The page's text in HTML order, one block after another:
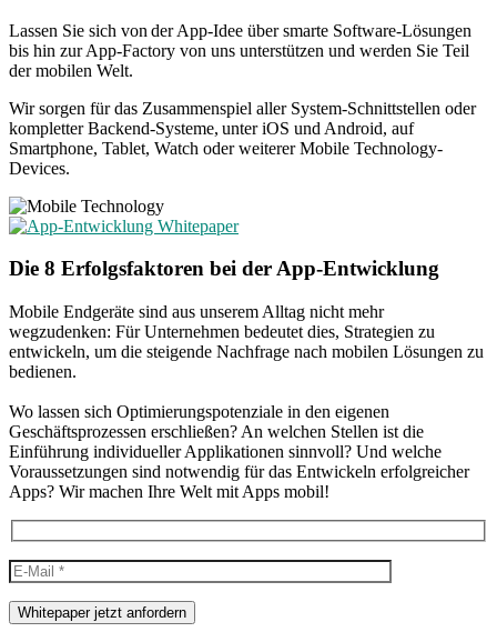
Lassen Sie sich von der App-Idee über smarte Software-Lösungen
bis hin zur App-Factory von uns unterstützen und werden Sie Teil
der mobilen Welt.
Wir sorgen für das Zusammenspiel aller System-Schnittstellen oder
kompletter Backend-Systeme, unter iOS und Android, auf
Smartphone, Tablet, Watch oder weiterer Mobile Technology-
Devices.
Die 8 Erfolgsfaktoren bei der App-Entwicklung
Mobile Endgeräte sind aus unserem Alltag nicht mehr
wegzudenken: Für Unternehmen bedeutet dies, Strategien zu
entwickeln, um die steigende Nachfrage nach mobilen Lösungen zu
bedienen.
Wo lassen sich Optimierungspotenziale in den eigenen
Geschäftsprozessen erschließen? An welchen Stellen ist die
Einführung individueller Applikationen sinnvoll? Und welche
Voraussetzungen sind notwendig für das Entwickeln erfolgreicher
Apps? Wir machen Ihre Welt mit Apps mobil!
Whitepaper jetzt anfordern